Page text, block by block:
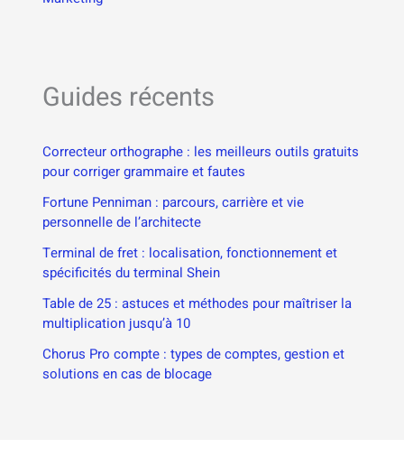
Guides récents
Correcteur orthographe : les meilleurs outils gratuits
pour corriger grammaire et fautes
Fortune Penniman : parcours, carrière et vie
personnelle de l’architecte
Terminal de fret : localisation, fonctionnement et
spécificités du terminal Shein
Table de 25 : astuces et méthodes pour maîtriser la
multiplication jusqu’à 10
Chorus Pro compte : types de comptes, gestion et
solutions en cas de blocage